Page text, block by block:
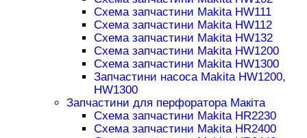
Схема запчастини Makita HW111
Схема запчастини Makita HW112
Схема запчастини Makita HW132
Схема запчастини Makita HW1200
Схема запчастини Makita HW1300
Запчастини насоса Makita HW1200,
HW1300
Запчастини для перфоратора Макіта
Схема запчастини Makita HR2230
Схема запчастини Makita HR2400